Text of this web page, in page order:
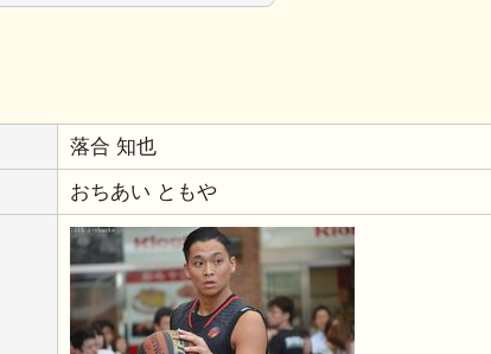
落合 知也
おちあい ともや